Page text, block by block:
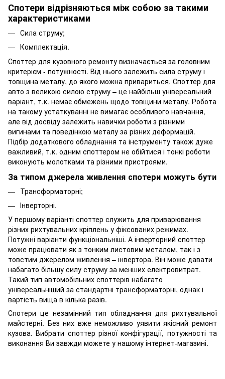
Спотери відрізняються між собою за такими
характеристиками
Сила струму;
Комплектація.
Споттер для кузовного ремонту визначається за головним
критерієм - потужності. Від нього залежить сила струму і
товщина металу, до якого можна привариться. Споттер для
авто з великою силою струму – це найбільш універсальний
варіант, т.к. немає обмежень щодо товщини металу. Робота
на такому устаткуванні не вимагає особливого навчання,
але від досвіду залежить навички роботи з різними
вигинами та поведінкою металу за різних деформацій.
Підбір додаткового обладнання та інструменту також дуже
важливий, т.к. одним споттером не обійтися і тонкі роботи
виконують молотками та різними пристроями.
За типом джерела живлення спотери можуть бути
Трансформаторні;
Інверторні.
У першому варіанті споттер служить для приварювання
різних рихтувальних кріплень у фіксованих режимах.
Потужні варіанти функціональніші. А інверторний споттер
може працювати як з тонким листовим металом, так і з
товстим джерелом живлення – інвертора. Він може давати
набагато більшу силу струму за менших електровитрат.
Такий тип автомобільних споттерів набагато
універсальніший за стандартні трансформаторні, однак і
вартість вища в кілька разів.
Спотери це незамінний тип обладнання для рихтувальної
майстерні. Без них вже неможливо уявити якісний ремонт
кузова. Вибрати споттер різної конфігурації, потужності та
виконання Ви завжди можете у нашому інтернет-магазині.